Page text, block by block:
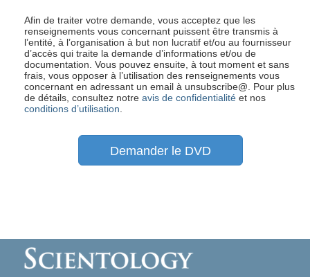
Afin de traiter votre demande, vous acceptez que les
renseignements vous concernant puissent être transmis à
l’entité, à l’organisation à but non lucratif et/ou au fournisseur
d’accès qui traite la demande d’informations et/ou de
documentation. Vous pouvez ensuite, à tout moment et sans
frais, vous opposer à l’utilisation des renseignements vous
concernant en adressant un email à unsubscribe@ . Pour plus
de détails, consultez notre avis de confidentialité et nos
conditions d’utilisation
Demander le DVD